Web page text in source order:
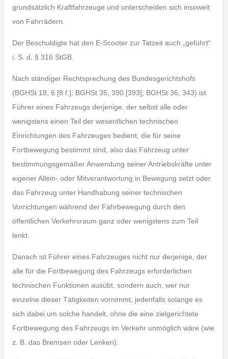
grundsätzlich Kraftfahrzeuge und unterscheiden sich insoweit
von Fahrrädern.
Der Beschuldigte hat den E-Scooter zur Tatzeit auch „geführt“
i. S. d. § 316 StGB.
Nach ständiger Rechtsprechung des Bundesgerichtshofs
(BGHSt 18, 6 [8 f.]; BGHSt 35, 390 [393]; BGHSt 36, 343) ist
Führer eines Fahrzeugs derjenige, der selbst alle oder
wenigstens einen Teil der wesentlichen technischen
Einrichtungen des Fahrzeuges bedient, die für seine
Fortbewegung bestimmt sind, also das Fahrzeug unter
bestimmungsgemäßer Anwendung seiner Antriebskräfte unter
eigener Allein- oder Mitverantwortung in Bewegung setzt oder
das Fahrzeug unter Handhabung seiner technischen
Vorrichtungen während der Fahrbewegung durch den
öffentlichen Verkehrsraum ganz oder wenigstens zum Teil
lenkt.
Danach ist Führer eines Fahrzeuges nicht nur derjenige, der
alle für die Fortbewegung des Fahrzeugs erforderlichen
technischen Funktionen ausübt, sondern auch, wer nur
einzelne dieser Tätigkeiten vornimmt, jedenfalls solange es
sich dabei um solche handelt, ohne die eine zielgerichtete
Fortbewegung des Fahrzeugs im Verkehr unmöglich wäre (wie
z. B. das Bremsen oder Lenken).